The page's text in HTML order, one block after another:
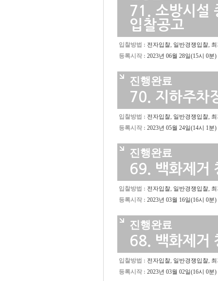
71. 소방시설
입찰공고
입찰방법 : 전자입찰, 일반경쟁입찰,
등록시작 : 2023년 06월 28일(15시 0분)
진행완료
70. 지하주차
입찰방법 : 전자입찰, 일반경쟁입찰,
등록시작 : 2023년 05월 24일(14시 1분)
진행완료
69. 백화제거
입찰방법 : 전자입찰, 일반경쟁입찰,
등록시작 : 2023년 03월 16일(16시 0분)
진행완료
68. 백화제거
입찰방법 : 전자입찰, 일반경쟁입찰,
등록시작 : 2023년 03월 02일(16시 0분)